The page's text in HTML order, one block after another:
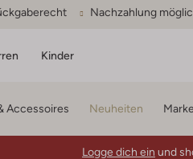
Nachzahlung
Kinder
Accessoires Neuheiten
Logge dich ein und